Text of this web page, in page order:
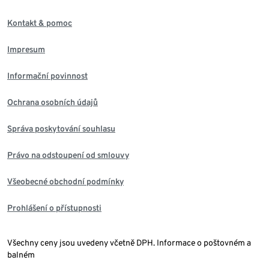
Kontakt & pomoc
Impresum
Informační povinnost
Ochrana osobních údajů
Správa poskytování souhlasu
Právo na odstoupení od smlouvy
Všeobecné obchodní podmínky
Prohlášení o přístupnosti
Všechny ceny jsou uvedeny včetně DPH. Informace o poštovném a
balném